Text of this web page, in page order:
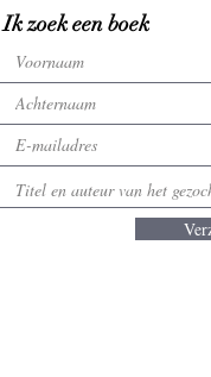
Ik zoek een boek